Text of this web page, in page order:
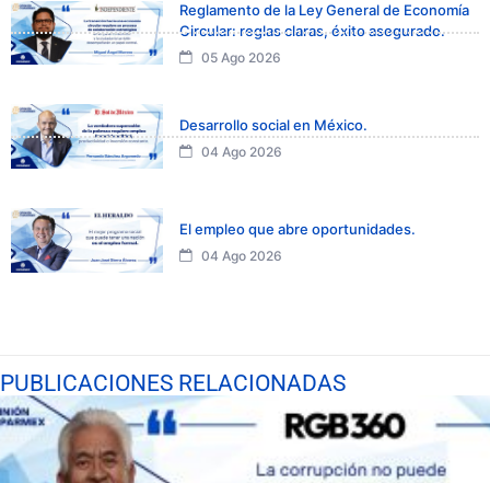
Reglamento de la Ley General de Economía
Circular: reglas claras, éxito asegurado.
05 Ago 2026
Desarrollo social en México.
04 Ago 2026
El empleo que abre oportunidades.
04 Ago 2026
PUBLICACIONES RELACIONADAS